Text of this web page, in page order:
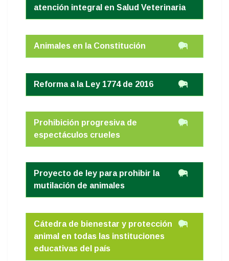
atención integral en Salud Veterinaria
Animales en la Constitución
Reforma a la Ley 1774 de 2016
Prohibición progresiva de
espectáculos crueles
Proyecto de ley para prohibir la
mutilación de animales
Cátedra de bienestar y protección
animal en todas las instituciones
educativas del país